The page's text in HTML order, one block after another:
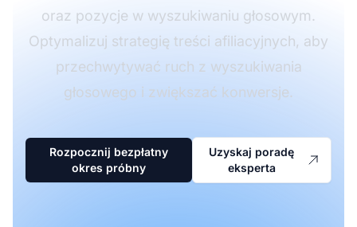
oraz pozycje w wyszukiwaniu głosowym.
Optymalizuj strategię treści afiliacyjnych, aby
przechwytywać ruch z wyszukiwania
głosowego i zwiększać konwersje.
Rozpocznij bezpłatny
okres próbny
Uzyskaj poradę
eksperta